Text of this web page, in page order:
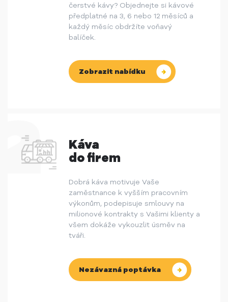
čerstvé kávy? Objednejte si kávové
předplatné na 3, 6 nebo 12 měsíců a
každý měsíc obdržíte voňavý
balíček.
Zobrazit nabídku
Káva
do firem
Dobrá káva motivuje Vaše
zaměstnance k vyšším pracovním
výkonům, podepisuje smlouvy na
milionové kontrakty s Vašimi klienty a
všem dokáže vykouzlit úsměv na
tváři.
Nezávazná poptávka